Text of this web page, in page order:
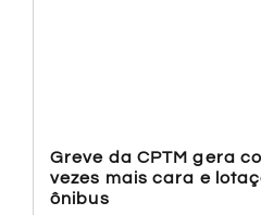
Greve da CPTM gera
vezes mais cara e
ônibus